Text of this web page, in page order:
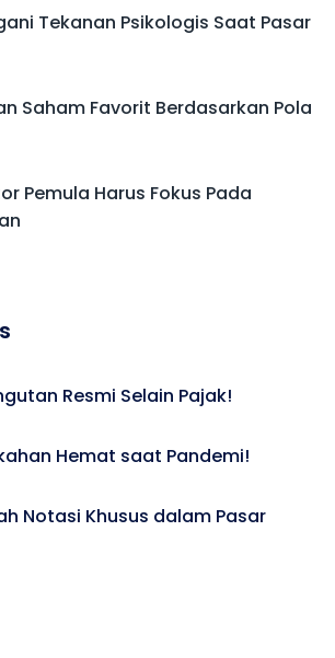
Tekanan Psikologis Saat Pasar
Saham Favorit Berdasarkan Pola
Pemula Harus Fokus Pada
Resmi Selain Pajak!
Hemat saat Pandemi!
Notasi Khusus dalam Pasar